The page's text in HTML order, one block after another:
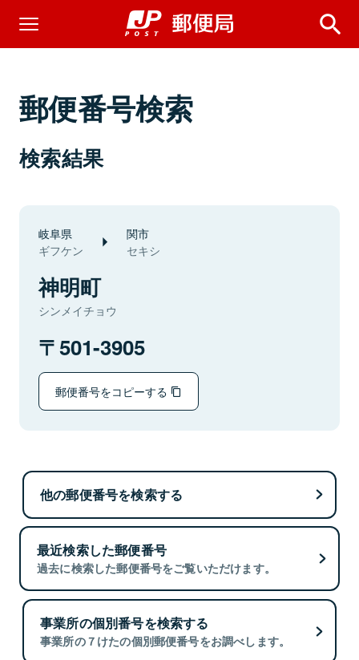
郵便番号検索
検索結果
岐阜県
ギフケン
関市
セキシ
神明町
シンメイチョウ
501-3905
郵便番号をコピーする
他の郵便番号を検索する
最近検索した郵便番号
過去に検索した郵便番号をご覧いただけます。
事業所の個別番号を検索する
事業所の７けたの個別郵便番号をお調べします。